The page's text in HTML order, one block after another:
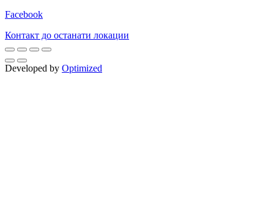
Facebook
Контакт до останати локации
Developed by Optimized